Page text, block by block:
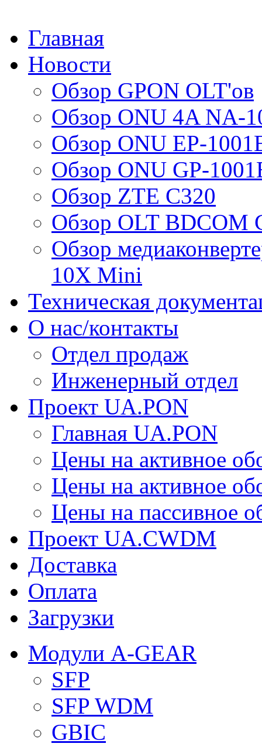
Главная
Новости
Обзор GPON OLT'ов
Обзор ONU 4A NA-
Обзор ONU EP-
Обзор ONU GP-
Обзор ZTE C320
Обзор OLT BDCOM
Обзор
10X Mini
Техническая
О нас/контакты
Отдел продаж
Инженерный отдел
Проект UA.PON
Главная UA.PON
Цены на активное
Цены на активное
Цены на пассивное
Проект UA.CWDM
Доставка
Оплата
Загрузки
Модули A-GEAR
SFP
SFP WDM
GBIC